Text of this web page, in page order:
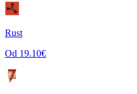
Rust
Od 19.10€